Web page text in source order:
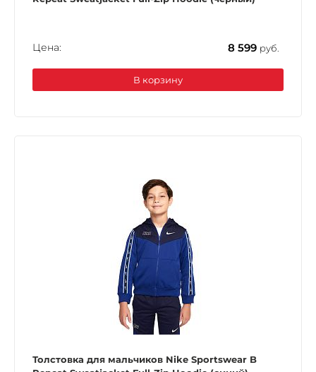
Цена: 8 599 руб.
В корзину
Толстовка для мальчиков Nike Sportswear B